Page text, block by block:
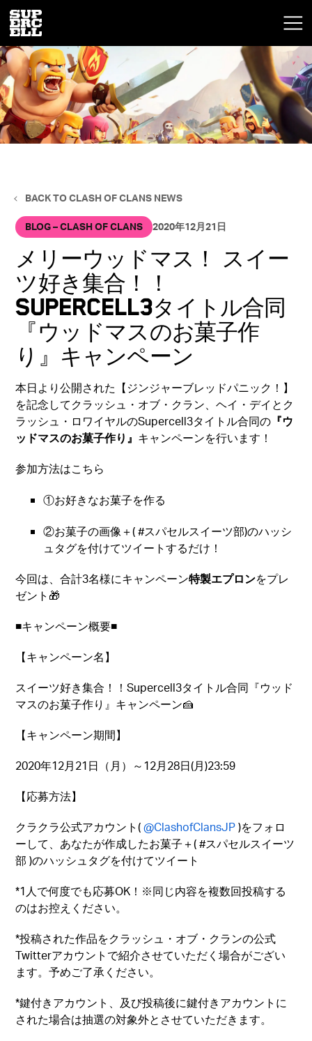
BACK TO CLASH OF CLANS NEWS
BLOG – CLASH OF CLANS 2020年12月21日
メリーウッドマス！ スイー
ツ好き集合！！
Supercell3タイトル合同
『ウッドマスのお菓子作
り』キャンペーン
本日より公開された【ジンジャーブレッドパニック！】
を記念してクラッシュ・オブ・クラン、ヘイ・デイとク
ラッシュ・ロワイヤルのSupercell3タイトル合同の 『ウ
ッドマスのお菓子作り』 キャンペーンを行います！
参加方法はこちら
①お好きなお菓子を作る
②お菓子の画像＋( #スパセルスイーツ部)のハッシ
ュタグを付けてツイートするだけ！
今回は、合計3名様にキャンペーン特製エプロンをプレ
ゼント🎁
■キャンペーン概要■
【キャンペーン名】
スイーツ好き集合！！Supercell3タイトル合同『ウッド
マスのお菓子作り』キャンペーン🍰
【キャンペーン期間】
2020年12月21日（月）～12月28日(月)23:59
【応募方法】
クラクラ公式アカウント(@ClashofClansJP)をフォロ
ーして、あなたが作成したお菓子＋( #スパセルスイーツ
部 )のハッシュタグを付けてツイート
*1人で何度でも応募OK！※同じ内容を複数回投稿する
のはお控えください。
*投稿された作品をクラッシュ・オブ・クランの公式
Twitterアカウントで紹介させていただく場合がござい
ます。予めご了承ください。
*鍵付きアカウント、及び投稿後に鍵付きアカウントに
された場合は抽選の対象外とさせていただきます。